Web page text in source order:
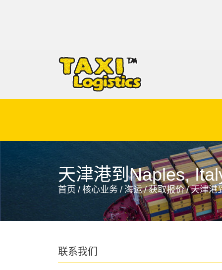
天津港到Naples,
首页 / 核心业务 / 海运 / 获取报价 / 天津港
联系我们